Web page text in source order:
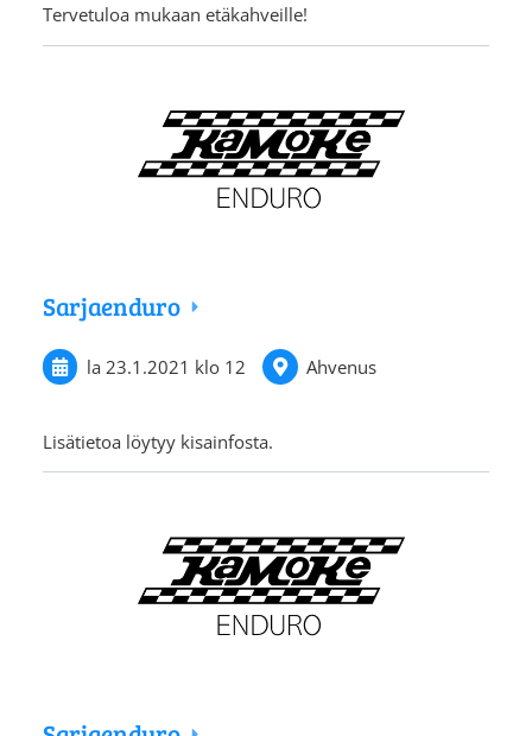
Tervetuloa mukaan etäkahveille!
Sarjaenduro
la 23.1.2021 klo 12 Ahvenus
Lisätietoa löytyy kisainfosta.